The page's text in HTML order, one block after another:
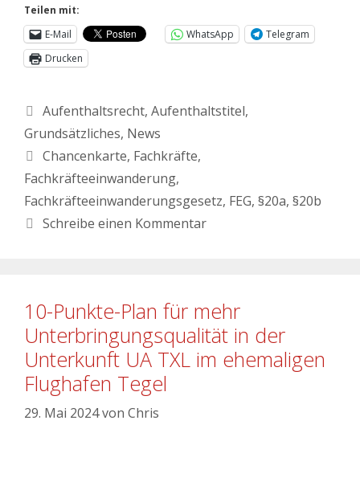
Teilen mit:
E-Mail
WhatsApp
Telegram
Drucken
Aufenthaltsrecht, Aufenthaltstitel,
Grundsätzliches, News
Chancenkarte, Fachkräfte,
Fachkräfteeinwanderung,
Fachkräfteeinwanderungsgesetz, FEG, §20a, §20b
Schreibe einen Kommentar
10-Punkte-Plan für mehr
Unterbringungsqualität in der
Unterkunft UA TXL im ehemaligen
Flughafen Tegel
29. Mai 2024von Chris